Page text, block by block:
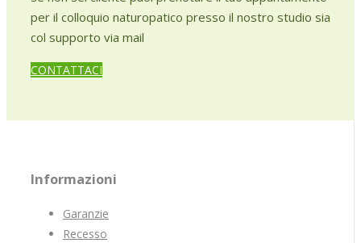
per il colloquio naturopatico presso il nostro studio sia
col supporto via mail
CONTATTACI
Informazioni
Garanzie
Recesso